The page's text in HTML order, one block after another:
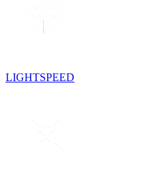
LIGHTSPEED